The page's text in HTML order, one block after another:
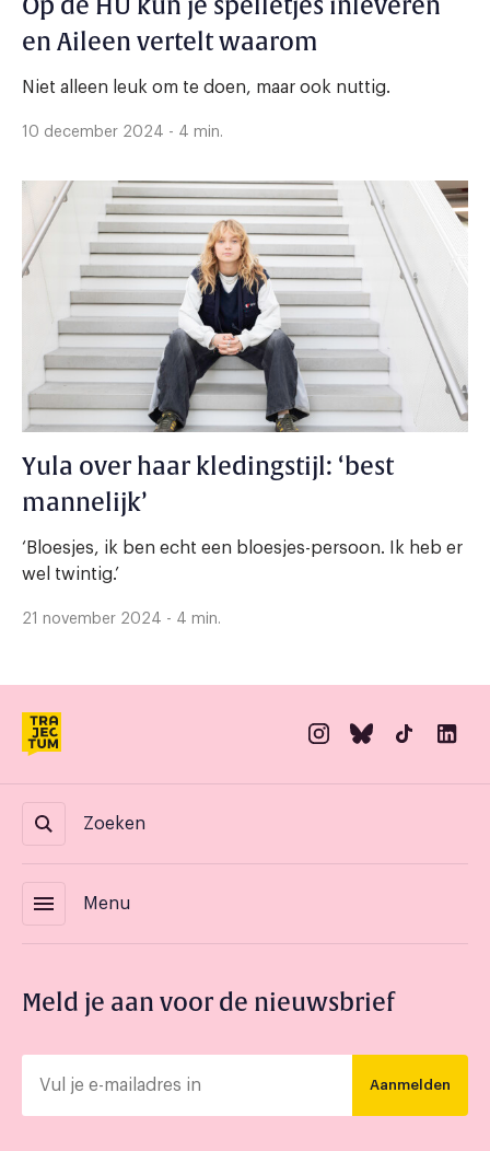
Op de HU kun je spelletjes inleveren
en Aileen vertelt waarom
Niet alleen leuk om te doen, maar ook nuttig.
10 december 2024 - 4 min.
Yula over haar kledingstijl: ‘best
mannelijk’
‘Bloesjes, ik ben echt een bloesjes-persoon. Ik heb er
wel twintig.’
21 november 2024 - 4 min.
Zoeken
menu Menu
Meld je aan voor de nieuwsbrief
Aanmelden